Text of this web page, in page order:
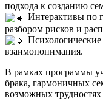
подхода к созданию
Интерактивы по
разбором рисков и
Психологические
взаимопонимания.
В рамках программы
брака, гармоничных
возможных